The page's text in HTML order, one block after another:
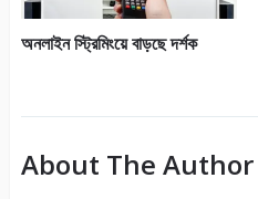
অনলাইন স্ট্রিমিংয়ে বাড়ছে দর্শক
About The Author